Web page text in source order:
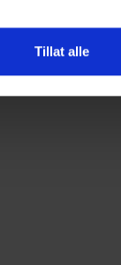
Tillat alle